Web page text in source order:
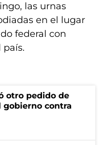
las urnas
en el lugar
federal con
otro pedido de
gobierno contra